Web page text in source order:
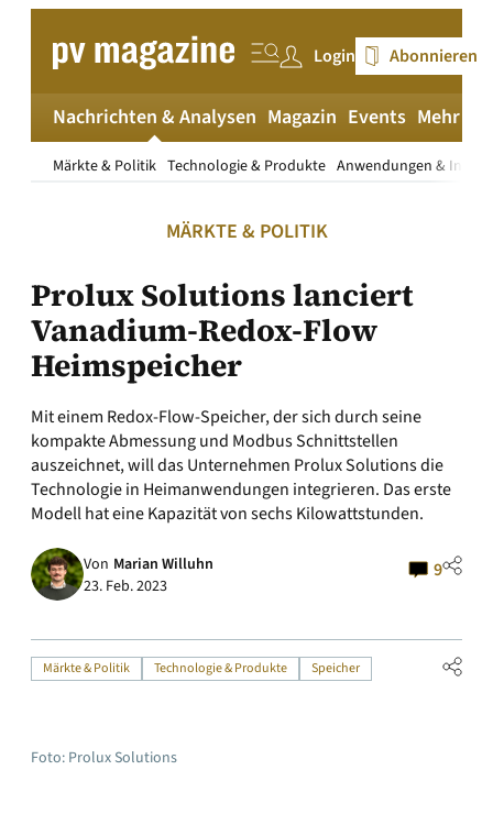
springen
Login Abonnieren
Nachrichten & Analysen
Märkte & Politik Technologie & Produkte Anwendungen &
Magazin Events Mehr
MÄRKTE & POLITIK
Prolux Solutions lanciert
Vanadium-Redox-Flow
Heimspeicher
Mit einem Redox-Flow-Speicher, der sich durch seine
kompakte Abmessung und Modbus Schnittstellen
auszeichnet, will das Unternehmen Prolux Solutions die
Technologie in Heimanwendungen integrieren. Das erste
Modell hat eine Kapazität von sechs Kilowattstunden.
Von Marian Willuhn
23. Feb. 2023
9
Märkte & Politik Technologie & Produkte Speicher
Foto: Prolux Solutions